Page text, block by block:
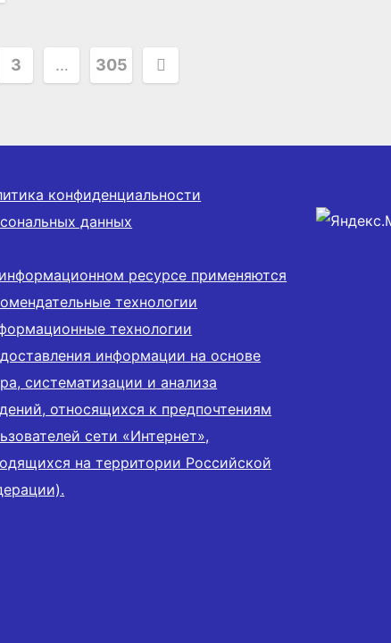
3 … 305
конфиденциальности
данных
ресурсе применяются
технологии
технологии
информации на основе
систематизации и анализа
относящихся к предпочтениям
сети «Интернет»,
на территории Российской